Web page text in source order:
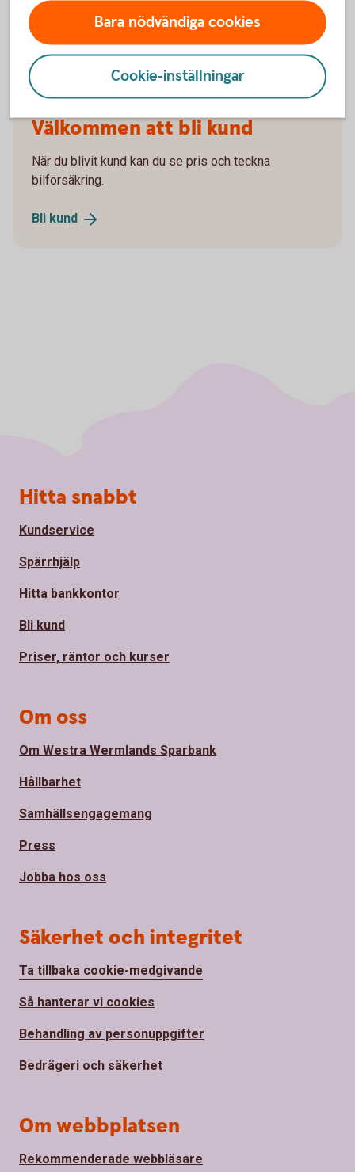
Vilka bilar har en vagnskadegaranti?
Välkommen att bli kund
När du blivit kund kan du se pris och teckna
bilförsäkring.
Bli kund
Bara nödvändiga cookies
Cookie-inställningar
Sidfot
Hitta snabbt
Kundservice
Spärrhjälp
Hitta bankkontor
Bli kund
Priser, räntor och kurser
Om oss
Om Westra Wermlands Sparbank
Hållbarhet
Samhällsengagemang
Press
Jobba hos oss
Säkerhet och integritet
Ta tillbaka cookie-medgivande
Så hanterar vi cookies
Behandling av personuppgifter
Bedrägeri och säkerhet
Om webbplatsen
Rekommenderade webbläsare